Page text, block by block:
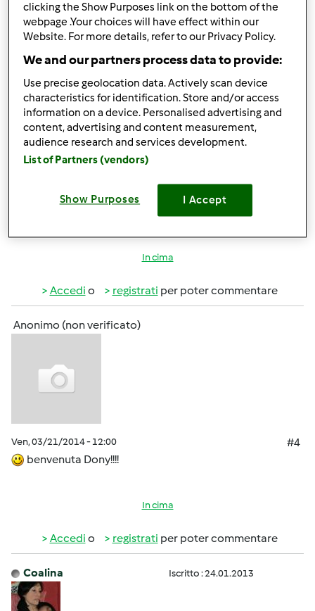
In cima
Accedi o registratiper poter commentare
Anonimo (non verificato)
Ven, 03/21/2014 - 11:59
buon divertimento col Bimby!!!
In cima
Accedi o registrati per poter commentare
Anonimo (non verificato)
Ven, 03/21/2014 - 12:00
#4
benvenuta Dony!!!!
In cima
Accedi o registrati per poter commentare
Coalina Iscritto : 24.01.2013
clicking the Show Purposes link on the bottom of the
webpage .Your choices will have effect within our
Website. For more details, refer to our Privacy Policy.
We and our partners process data to provide:
Use precise geolocation data. Actively scan device
characteristics for identification. Store and/or access
information on a device. Personalised advertising and
content, advertising and content measurement,
audience research and services development.
List of Partners (vendors)
Show Purposes I Accept